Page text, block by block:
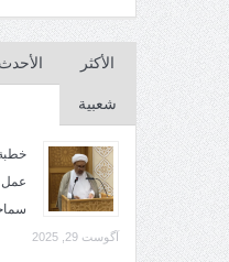
الأكثر
شعبية
الأحدث
آگوست 29, 2025